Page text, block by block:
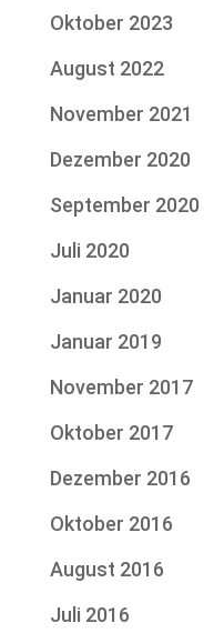
Oktober 2023
August 2022
November 2021
Dezember 2020
September 2020
Juli 2020
Januar 2020
Januar 2019
November 2017
Oktober 2017
Dezember 2016
Oktober 2016
August 2016
Juli 2016